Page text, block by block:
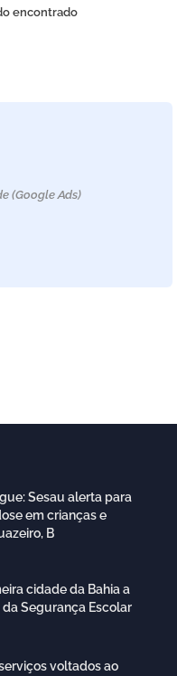
encontrado
(Google Ads)
Sesau alerta para
em crianças e
B
cidade da Bahia a
Segurança Escolar
voltados ao